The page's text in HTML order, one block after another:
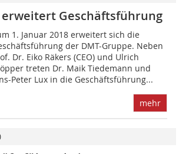
erweitert Geschäftsführung
1. Januar 2018 erweitert sich die
der DMT-Gruppe. Neben
Dr. Eiko Räkers (CEO) und Ulrich
treten Dr. Maik Tiedemann und
Peter Lux in die Geschäftsführung...
mehr